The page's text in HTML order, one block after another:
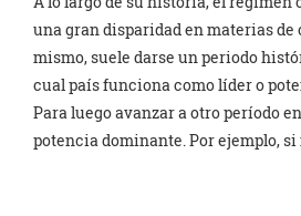
una gran disparidad en materias
mismo, suele darse un periodo
cual país funciona como líder o
Para luego avanzar a otro período
potencia dominante. Por ejemplo,